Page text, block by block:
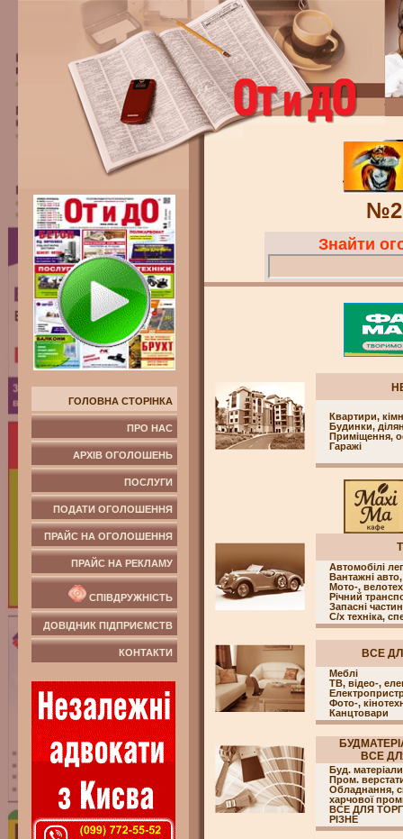
ГОЛОВНА СТОРІНКА
ПРО НАС
АРХІВ ОГОЛОШЕНЬ
ПОСЛУГИ
ПОДАТИ ОГОЛОШЕННЯ
ПРАЙС НА ОГОЛОШЕННЯ
ПРАЙС НА РЕКЛАМУ
СПІВДРУЖНІСТЬ
ДОВІДНИК ПІДПРИЄМСТВ
КОНТАКТИ
Знайти
Квартири,
Будинки,
Приміщення,
Гаражі
Автомобілі
Вантажні
Мото-,
Річний
Запасні
С/х техніка,
ВСЕ
Меблі
ТВ, відео-,
Фото-,
Канцтовари
ВСЕ
Буд.
Пром.
Обладнання,
харчової
ВСЕ ДЛЯ
РІЗНЕ